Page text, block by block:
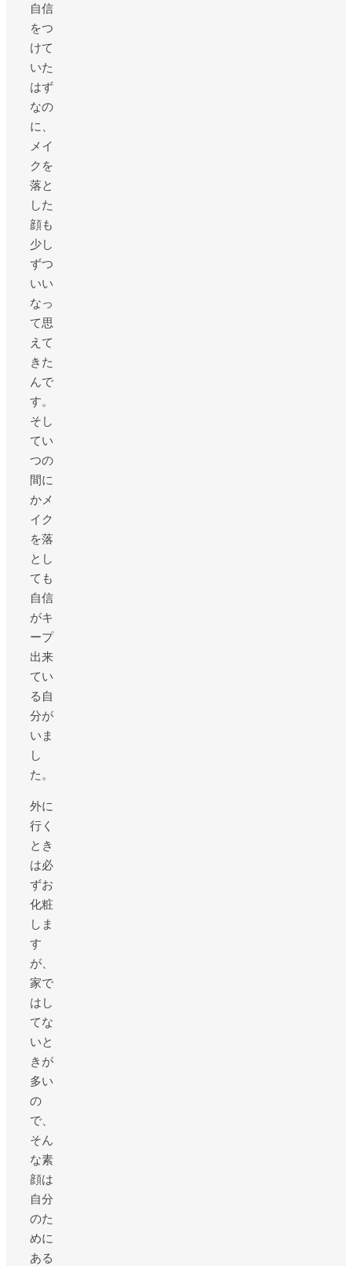
自信
をつ
けて
いた
はず
なの
に、
メイ
クを
落と
した
顔も
少し
ずつ
いい
なっ
て思
えて
きた
んで
す。
そし
てい
つの
間に
かメ
イク
を落
とし
ても
自信
がキ
ープ
出来
てい
る自
分が
いま
し
た。
外に
行く
とき
は必
ずお
化粧
しま
す
が、
家で
はし
てな
いと
きが
多い
の
で、
そん
な素
顔は
自分
のた
めに
ある